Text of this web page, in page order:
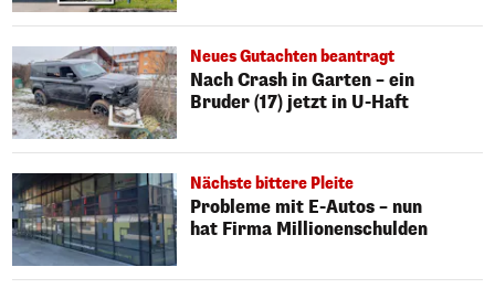
Neues Gutachten beantragt
Nach Crash in Garten – ein
Bruder (17) jetzt in U-Haft
Nächste bittere Pleite
Probleme mit E-Autos – nun
hat Firma Millionenschulden